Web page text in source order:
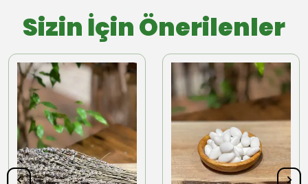
Sizin İçin Önerilenler